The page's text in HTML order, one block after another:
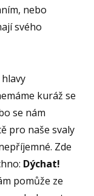
nebo
svého
kuráž se
se nám
pro naše svaly
Zde
Dýchat!
pomůže ze